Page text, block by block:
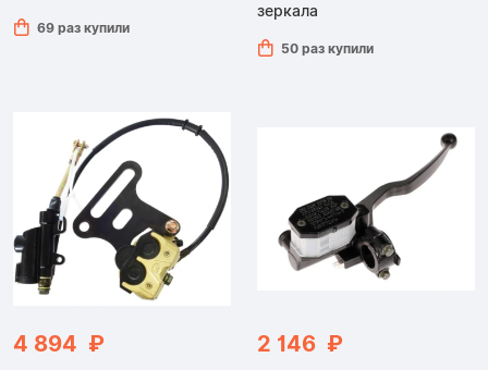
69 раз купили
зеркала
50 раз купили
4 894 ₽ 2 146 ₽